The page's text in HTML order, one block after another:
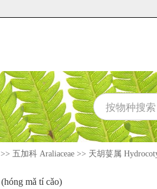
>> 五加科 Araliaceae >> 天胡荽属
(hóng mǎ tí cǎo)